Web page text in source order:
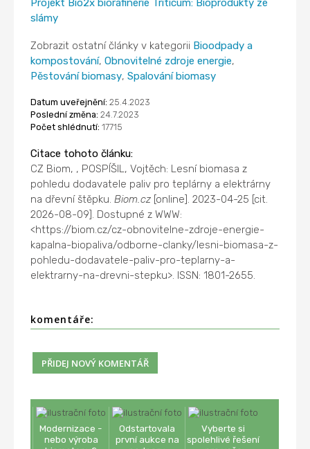
Projekt Bio2x biorafinerie Triticum: Bioprodukty ze
slámy
Zobrazit ostatní články v kategorii Bioodpady a
kompostování,Obnovitelné zdroje energie,
Pěstování biomasy,Spalování biomasy
Datum uveřejnění: 25.4.2023
Poslední změna: 24.7.2023
Počet shlédnutí: 17715
Citace tohoto článku:
CZ Biom, , POSPÍŠIL, Vojtěch: Lesní biomasa z
pohledu dodavatele paliv pro teplárny a elektrárny
na dřevní štěpku.Biom.cz [online]. 2023-04-25 [cit.
2026-08-09]. Dostupné z WWW:
<https://biom.cz/cz-obnovitelne-zdroje-energie-
kapalna-biopaliva/odborne-clanky/lesni-biomasa-z-
pohledu-dodavatele-paliv-pro-teplarny-a-
elektrarny-na-drevni-stepku>. ISSN: 1801-2655.
komentáře:
Modernizace -
nebo výroba
Odstartovala
první aukce na
Vyberte si
spolehlivé řešení